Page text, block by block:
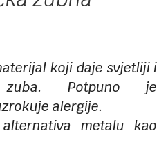
koji daje svjetliji i
Potpuno je
alergije.
metalu kao